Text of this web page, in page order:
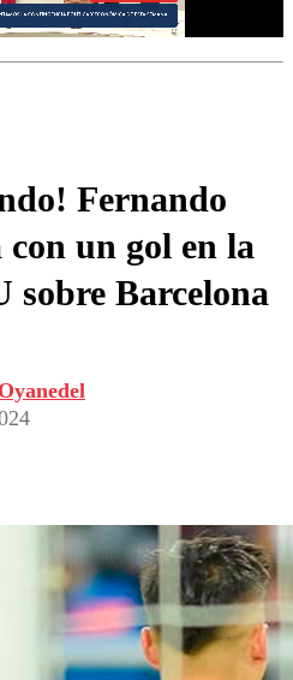
Fernando
un gol en la
sobre Barcelona